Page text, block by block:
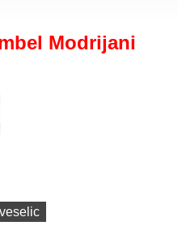
Modrijani